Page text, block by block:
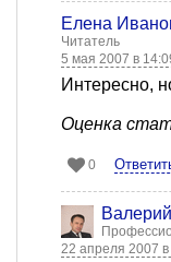
Елена
Читатель
5 мая 2007 в
Интересно,
Оценка
0
22 апреля 2007 в